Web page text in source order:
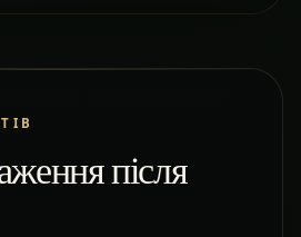
після